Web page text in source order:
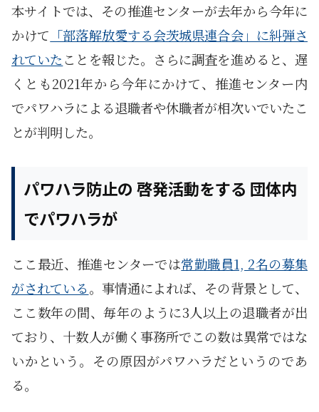
本サイトでは、その推進センターが去年から今年に
かけて 「部落解放愛する会茨城県連合会」に糾弾さ
れていた ことを報じた。さらに調査を進めると、遅
くとも2021年から今年にかけて、推進センター内
でパワハラによる退職者や休職者が相次いでいたこ
とが判明した。
パワハラ防止の 啓発活動をする 団体内
でパワハラが
ここ最近、推進センターでは常勤職員1, 2名の募集
がされている。事情通によれば、その背景として、
ここ数年の間、毎年のように3人以上の退職者が出
ており、十数人が働く事務所でこの数は異常ではな
いかという。その原因がパワハラだというのであ
る。